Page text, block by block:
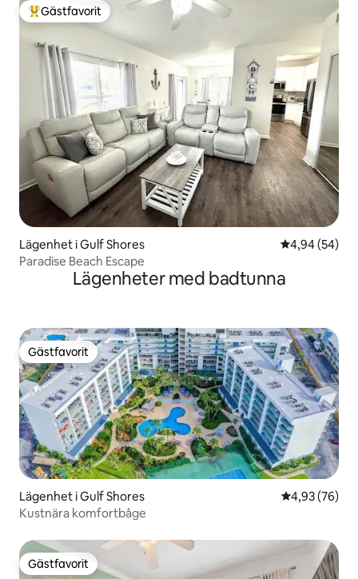
Populär gästfavorit
Gästfavorit
Lägenhet i Gulf Shores 4,94 av 5 i
4,94 (54)
Paradise Beach Escape
Lägenheter med badtunna
Gästfavorit
Gästfavorit
Lägenhet i Gulf Shores 4,93 av 5 i
4,93 (76)
Kustnära komfortbåge
Gästfavorit
Gästfavorit